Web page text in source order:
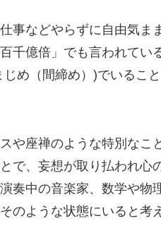
事などやらずに自由気ま
千億倍」でも言われてい
じめ（間締め）)でいるこ
や座禅のような特別な
で、妄想が取り払われ
奏中の音楽家、数学や
のような状態にいると考